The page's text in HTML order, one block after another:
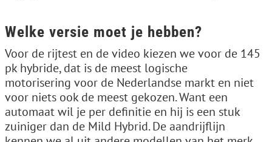
Welke versie moet je hebben?
Voor de rijtest en de video kiezen we voor de 145
pk hybride, dat is de meest logische
motorisering voor de Nederlandse markt en niet
voor niets ook de meest gekozen. Want een
automaat wil je per definitie en hij is een stuk
zuiniger dan de Mild Hybrid. De aandrijflijn